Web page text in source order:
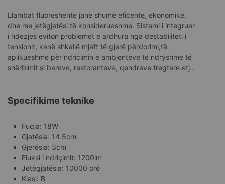
Llambat fluoreshente janë shumë eficente, ekonomike,
dhe me jetëgjatësi të konsiderueshme. Sistemi i integruar
i ndezjes eviton problemet e ardhura nga destabiliteti i
tensionit, kanë shkallë mjaft të gjerë përdorimi,të
aplikueshme për ndricimin e ambjenteve të ndryshme të
shërbimit si bareve, restoranteve, qendrave tregtare etj..
Specifikime teknike
Fuqia: 18W
Gjatësia: 14.5cm
Gjerësia: 3cm
Fluksi i ndriçimit: 1200lm
Jetëgjatësia: 10000 orë
Klasi: B